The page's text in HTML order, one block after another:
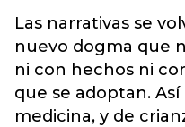
Las narrativas se
nuevo dogma que
ni con hechos ni
que se adoptan.
medicina, y de